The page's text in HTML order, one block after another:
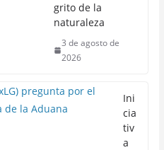
grito de la
naturaleza
3 de agosto de
2026
Ini
cia
tiv
a